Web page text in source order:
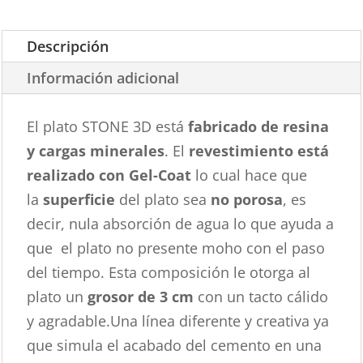
Descripción
Información adicional
El plato STONE 3D estáfabricado de resina
y cargas minerales. El revestimiento está
realizado con Gel-Coat lo cual hace que
lasuperficie del plato sea no porosa, es
decir, nula absorción de agua lo que ayuda a
que el plato no presente moho con el paso
del tiempo. Esta composición le otorga al
plato un grosor de 3 cm con un tacto cálido
y agradable.Una línea diferente y creativa ya
que simula el acabado del cemento en una